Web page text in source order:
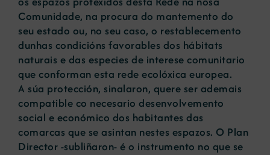
Comunidade, na procura do mantemento do
seu estado ou, no seu caso, o restablecemento
dunhas condicións favorables dos hábitats
naturais e das especies de interese comunitario
que conforman esta rede ecolóxica europea.
A súa protección, sinalaron, quere ser ademais
compatible co necesario desenvolvemento
social e económico dos habitantes das
comarcas que se asintan nestes espazos. O Plan
Director -subliñaron- é o instrumento no que se